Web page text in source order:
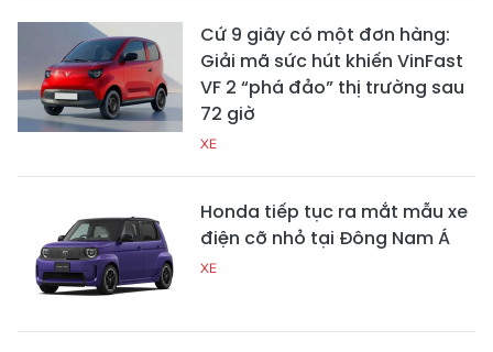
Cứ 9 giây có một đơn hàng:
Giải mã sức hút khiến VinFast
VF 2 “phá đảo” thị trường sau
72 giờ
XE
Honda tiếp tục ra mắt mẫu xe
điện cỡ nhỏ tại Đông Nam Á
XE